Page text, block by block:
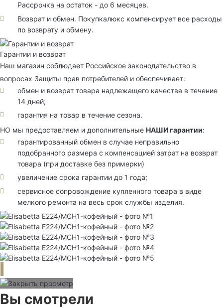
Рассрочка на остаток - до 6 месяцев.
Возврат и обмен. Покупкалюкс компенсирует все расходы
по возврату и обмену.
Гарантии и возврат
Наш магазин соблюдает Российское законодательство в
вопросах Защиты прав потребителей и обеспечивает:
обмен и возврат товара надлежащего качества в течение
14 дней;
гарантия на товар в течение сезона.
НО мы предоставляем и дополнительные НАШИ гарантии:
гарантированный обмен в случае неправильно
подобранного размера с компенсацией затрат на возврат
товара (при доставке без примерки)
увеличение срока гарантии до 1 года;
сервисное сопровождение купленного товара в виде
мелкого ремонта на весь срок службы изделия.
Вы смотрели